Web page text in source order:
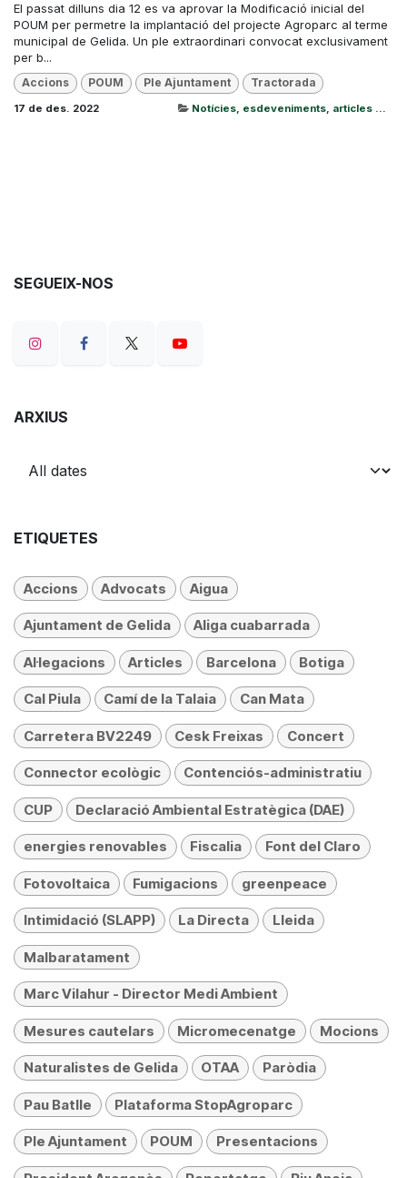
El passat dilluns dia 12 es va aprovar la Modificació inicial del
POUM per permetre la implantació del projecte Agroparc al terme
municipal de Gelida. Un ple extraordinari convocat exclusivament
per b...
Accions POUM Ple Ajuntament Tractorada
17 de des. 2022 Notícies, esdeveniments, articles ...
SEGUEIX-NOS
ARXIUS
ETIQUETES
Accions Advocats Aigua
Ajuntament de Gelida Aliga cuabarrada
Al·legacions Articles Barcelona Botiga
Cal Piula Camí de la Talaia Can Mata
Carretera BV2249 Cesk Freixas Concert
Connector ecològic Contenciós-administratiu
CUP Declaració Ambiental Estratègica (DAE)
energies renovables Fiscalia Font del Claro
Fotovoltaica Fumigacions greenpeace
Intimidació (SLAPP) La Directa Lleida
Malbaratament
Marc Vilahur - Director Medi Ambient
Mesures cautelars Micromecenatge Mocions
Naturalistes de Gelida OTAA Paròdia
Pau Batlle Plataforma StopAgroparc
Ple Ajuntament POUM Presentacions